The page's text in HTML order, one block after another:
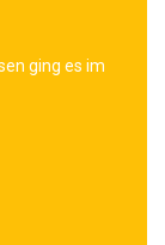
ging es im